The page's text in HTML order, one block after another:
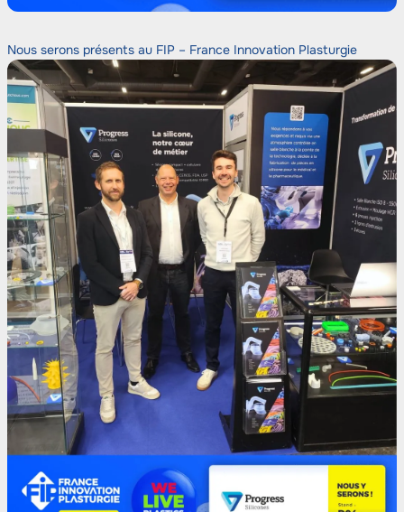
Nous serons présents au FIP – France Innovation Plasturgie